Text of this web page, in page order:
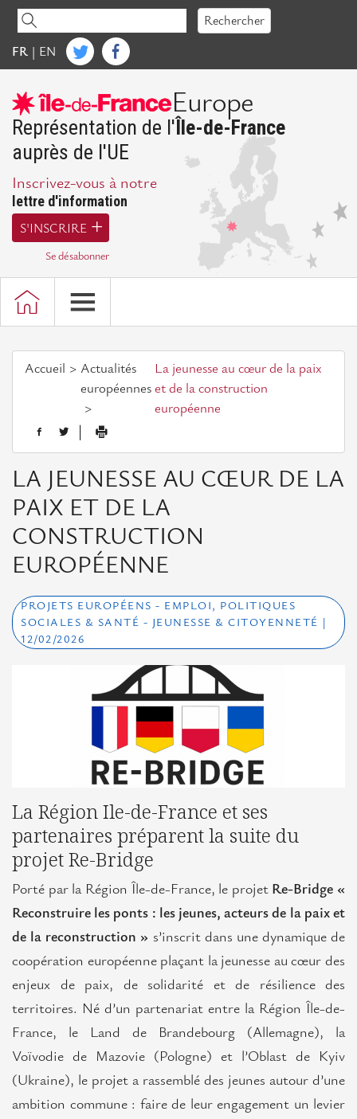
Accéder
contenu
Rechercher
FR | EN
Europe
Représentation de l'Île-de-France
auprès de l'UE
Inscrivez-vous à notre
lettre d'information
S'INSCRIRE
Se désabonner
Accueil
Actualités
européennes
La jeunesse au cœur de la paix
et de la construction
européenne
LA JEUNESSE AU CŒUR DE LA
PAIX ET DE LA
CONSTRUCTION
EUROPÉENNE
PROJETS EUROPÉENS - EMPLOI, POLITIQUES
SOCIALES & SANTÉ - JEUNESSE & CITOYENNETÉ |
12/02/2026
La Région Ile-de-France et ses
partenaires préparent la suite du
projet Re-Bridge
Porté par la Région Île-de-France, le projet Re-Bridge «
Reconstruire les ponts : les jeunes, acteurs de la paix et
de la reconstruction » s’inscrit dans une dynamique de
coopération européenne plaçant la jeunesse au cœur des
enjeux de paix, de solidarité et de résilience des
territoires. Né d’un partenariat entre la Région Île-de-
France, le Land de Brandebourg (Allemagne), la
Voïvodie de Mazovie (Pologne) et l’Oblast de Kyiv
(Ukraine), le projet a rassemblé des jeunes autour d’une
ambition commune : faire de leur engagement un levier
IdFE
Mot
de
la
Présidente
Présentation
d'IdFE
Missions
Bureau,
Conseil
d'administration
Assemblée
Actualités européennes
Opportunités
Appels
à
Consultations
en
Europe
L'Europe en Île-de-France
Actualités
européens
Positions
franciliennes
Contact